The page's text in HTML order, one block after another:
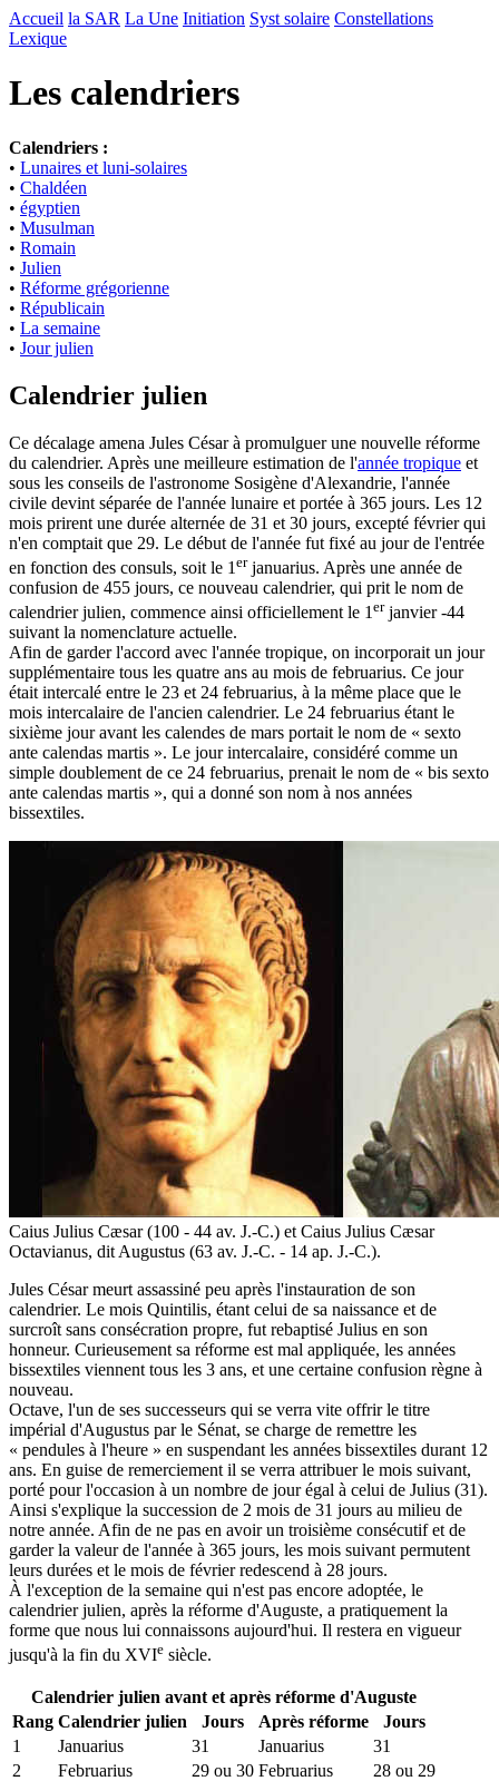
Accueil la SAR La Une Initiation Syst solaire Constellations
Lexique
Les calendriers
Calendriers :
• Lunaires et luni-solaires
• Chaldéen
• égyptien
• Musulman
• Romain
• Julien
• Réforme grégorienne
• Républicain
• La semaine
• Jour julien
Calendrier julien
Ce décalage amena Jules César à promulguer une nouvelle réforme
du calendrier. Après une meilleure estimation de l'année tropique et
sous les conseils de l'astronome Sosigène d'Alexandrie, l'année
civile devint séparée de l'année lunaire et portée à 365 jours. Les 12
mois prirent une durée alternée de 31 et 30 jours, excepté février qui
n'en comptait que 29. Le début de l'année fut fixé au jour de l'entrée
en fonction des consuls, soit le 1 erjanuarius. Après une année de
confusion de 455 jours, ce nouveau calendrier, qui prit le nom de
calendrier julien, commence ainsi officiellement le 1 erjanvier -44
suivant la nomenclature actuelle.
Afin de garder l'accord avec l'année tropique, on incorporait un jour
supplémentaire tous les quatre ans au mois de februarius. Ce jour
était intercalé entre le 23 et 24 februarius, à la même place que le
mois intercalaire de l'ancien calendrier. Le 24 februarius étant le
sixième jour avant les calendes de mars portait le nom de « sexto
ante calendas martis ». Le jour intercalaire, considéré comme un
simple doublement de ce 24 februarius, prenait le nom de « bis sexto
ante calendas martis », qui a donné son nom à nos années
bissextiles.
Caius Julius Cæsar (100 - 44 av. J.-C.) et Caius Julius Cæsar
Octavianus, dit Augustus (63 av. J.-C. - 14 ap. J.-C.).
Jules César meurt assassiné peu après l'instauration de son
calendrier. Le mois Quintilis, étant celui de sa naissance et de
surcroît sans consécration propre, fut rebaptisé Julius en son
honneur. Curieusement sa réforme est mal appliquée, les années
bissextiles viennent tous les 3 ans, et une certaine confusion règne à
nouveau.
Octave, l'un de ses successeurs qui se verra vite offrir le titre
impérial d'Augustus par le Sénat, se charge de remettre les
« pendules à l'heure » en suspendant les années bissextiles durant 12
ans. En guise de remerciement il se verra attribuer le mois suivant,
porté pour l'occasion à un nombre de jour égal à celui de Julius (31).
Ainsi s'explique la succession de 2 mois de 31 jours au milieu de
notre année. Afin de ne pas en avoir un troisième consécutif et de
garder la valeur de l'année à 365 jours, les mois suivant permutent
leurs durées et le mois de février redescend à 28 jours.
À l'exception de la semaine qui n'est pas encore adoptée, le
calendrier julien, après la réforme d'Auguste, a pratiquement la
forme que nous lui connaissons aujourd'hui. Il restera en vigueur
jusqu'à la fin du XVIe siècle.
Calendrier julien avant et après réforme d'Auguste
Rang Calendrier julien Jours Après réforme
Jours
1
Januarius 31 Januarius
31
2
Februarius 29 ou 30 Februarius
28 ou 29